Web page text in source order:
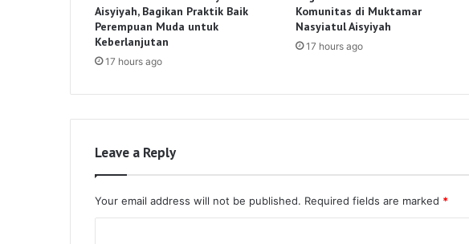
Aisyiyah, Bagikan Praktik Baik
Perempuan Muda untuk
Keberlanjutan
17 hours ago
Komunitas di Muktamar
Nasyiatul Aisyiyah
17 hours ago
Leave a Reply
Your email address will not be published. Required fields are marked *